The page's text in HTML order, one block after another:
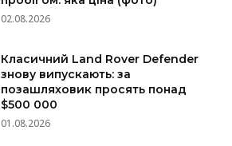
02.08.2026
Класичний Land Rover Defender
знову випускають: за
позашляховик просять понад
$500 000
01.08.2026